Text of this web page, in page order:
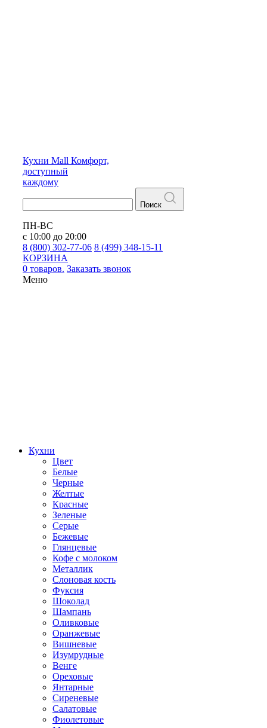
Кухни Mall Комфорт,
доступный
каждому
Поиск
ПН-ВС
с 10:00 до 20:00
8 (800) 302-77-06 8 (499) 348-15-11
КОРЗИНА
0 товаров. Заказать звонок
Меню
Кухни
Цвет
Белые
Черные
Желтые
Красные
Зеленые
Серые
Бежевые
Глянцевые
Кофе с молоком
Металлик
Слоновая кость
Фуксия
Шоколад
Шампань
Оливковые
Оранжевые
Вишневые
Изумрудные
Венге
Ореховые
Янтарные
Сиреневые
Салатовые
Фиолетовые